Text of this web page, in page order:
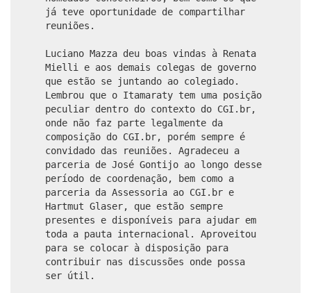
já teve oportunidade de compartilhar
reuniões.
Luciano Mazza deu boas vindas à Renata
Mielli e aos demais colegas de governo
que estão se juntando ao colegiado.
Lembrou que o Itamaraty tem uma posição
peculiar dentro do contexto do CGI.br,
onde não faz parte legalmente da
composição do CGI.br, porém sempre é
convidado das reuniões. Agradeceu a
parceria de José Gontijo ao longo desse
período de coordenação, bem como a
parceria da Assessoria ao CGI.br e
Hartmut Glaser, que estão sempre
presentes e disponíveis para ajudar em
toda a pauta internacional. Aproveitou
para se colocar à disposição para
contribuir nas discussões onde possa
ser útil.